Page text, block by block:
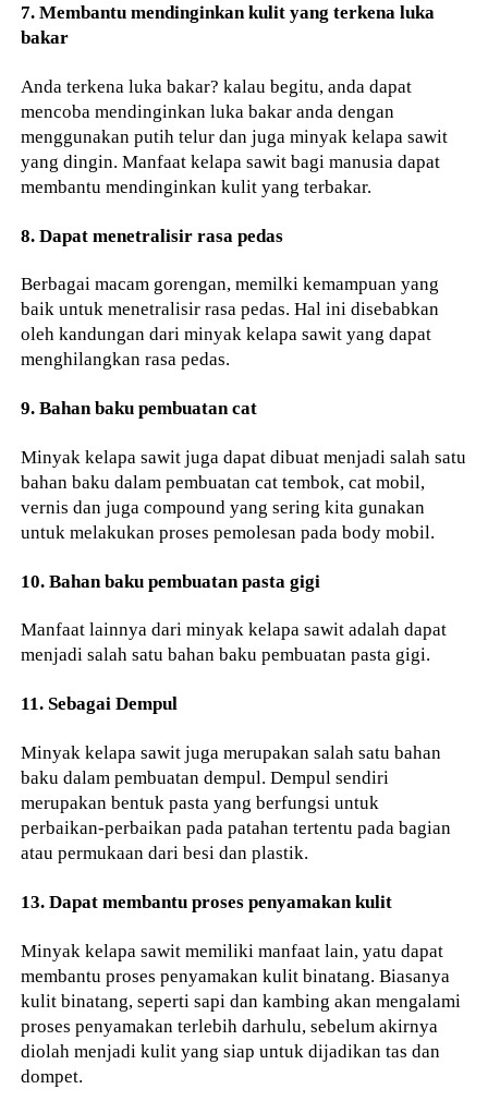
7. Membantu mendinginkan kulit yang terkena luka
bakar
Anda terkena luka bakar? kalau begitu, anda dapat
mencoba mendinginkan luka bakar anda dengan
menggunakan putih telur dan juga minyak kelapa sawit
yang dingin. Manfaat kelapa sawit bagi manusia dapat
membantu mendinginkan kulit yang terbakar.
8. Dapat menetralisir rasa pedas
Berbagai macam gorengan, memilki kemampuan yang
baik untuk menetralisir rasa pedas. Hal ini disebabkan
oleh kandungan dari minyak kelapa sawit yang dapat
menghilangkan rasa pedas.
9. Bahan baku pembuatan cat
Minyak kelapa sawit juga dapat dibuat menjadi salah satu
bahan baku dalam pembuatan cat tembok, cat mobil,
vernis dan juga compound yang sering kita gunakan
untuk melakukan proses pemolesan pada body mobil.
10. Bahan baku pembuatan pasta gigi
Manfaat lainnya dari minyak kelapa sawit adalah dapat
menjadi salah satu bahan baku pembuatan pasta gigi.
11. Sebagai Dempul
Minyak kelapa sawit juga merupakan salah satu bahan
baku dalam pembuatan dempul. Dempul sendiri
merupakan bentuk pasta yang berfungsi untuk
perbaikan-perbaikan pada patahan tertentu pada bagian
atau permukaan dari besi dan plastik.
13. Dapat membantu proses penyamakan kulit
Minyak kelapa sawit memiliki manfaat lain, yatu dapat
membantu proses penyamakan kulit binatang. Biasanya
kulit binatang, seperti sapi dan kambing akan mengalami
proses penyamakan terlebih darhulu, sebelum akirnya
diolah menjadi kulit yang siap untuk dijadikan tas dan
dompet.